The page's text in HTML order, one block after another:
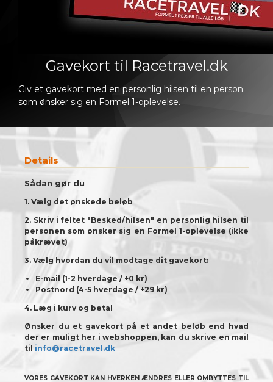
Gavekort til Racetravel.dk
Giv et gavekort med en personlig hilsen til en person
som ønsker sig en Formel 1-oplevelse.
Details
Sådan gør du
1. Vælg det ønskede beløb
2. Skriv i feltet "Besked/hilsen" en personlig hilsen til
personen som ønsker sig en Formel 1-oplevelse (ikke
påkrævet)
3. Vælg hvordan du vil modtage dit gavekort:
E-mail (1-2 hverdage / +0 kr)
Postnord (4-5 hverdage / +29 kr)
4. Læg i kurv og betal
Ønsker du et gavekort på et andet beløb end hvad
der er muligt her i webshoppen, kan du skrive en mail
til info@racetravel.dk
VORES GAVEKORT KAN HVERKEN ÆNDRES ELLER OMBYTTES TIL